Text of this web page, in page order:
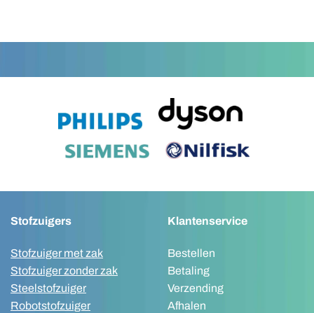
Stofzuigers
Stofzuiger met zak
Stofzuiger zonder zak
Steelstofzuiger
Robotstofzuiger
Klantenservice
Bestellen
Betaling
Verzending
Afhalen